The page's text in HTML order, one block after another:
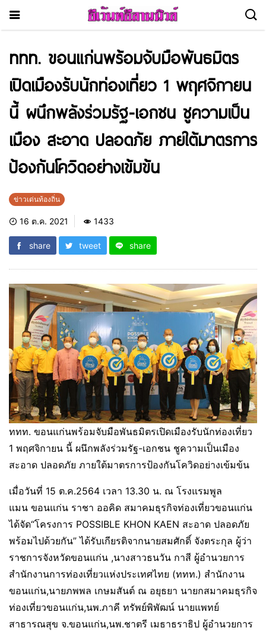
ททท. ขอนแก่นพร้อมจับมือพันธมิตร
เปิดเมืองรับนักท่องเที่ยว 1 พฤศจิกายน
นี้ ผนึกพลังร่วมรัฐ-เอกชน ชูความเป็น
เมือง สะอาด ปลอดภัย ภายใต้มาตรการ
ป้องกันโควิดอย่างเข้มข้น
ข่าวเด่นท้องถิ่น
16 ต.ค. 2021 1433
share tweet share
ททท. ขอนแก่นพร้อมจับมือพันธมิตรเปิดเมืองรับนักท่องเที่ยว
1 พฤศจิกายน นี้ ผนึกพลังร่วมรัฐ-เอกชน ชูความเป็นเมือง
สะอาด ปลอดภัย ภายใต้มาตรการป้องกันโควิดอย่างเข้มข้น
เมื่อวันที่ 15 ต.ค.2564 เวลา 13.30 น. ณ โรงแรมพูล
แมน ขอนแก่น ราชา ออคิด สมาคมธุรกิจท่องเที่ยวขอนแก่น
ได้จัด“โครงการ POSSIBLE KHON KAEN สะอาด ปลอดภัย
พร้อมไปด้วยกัน” ได้รับเกียรติจากนายสมศักดิ์ จังตระกุล ผู้ว่า
ราชการจังหวัดขอนแก่น ,นางสาวธนวัน กาสี ผู้อำนวยการ
สำนักงานการท่องเที่ยวแห่งประเทศไทย (ททท.) สำนักงาน
ขอนแก่น,นายภพพล เกษมสันต์ ณ อยุธยา นายกสมาคมธุรกิจ
ท่องเที่ยวขอนแก่น,นพ.ภาคี ทรัพย์พิพัฒน์ นายแพทย์
สาธารณสุข จ.ขอนแก่น,นพ.ชาตรี เมธาธราธิป ผู้อำนวยการ